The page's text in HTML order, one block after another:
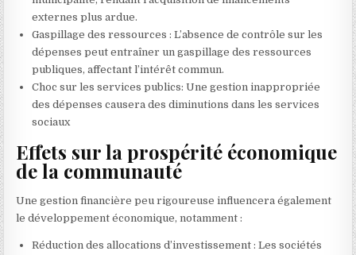
externes plus ardue.
Gaspillage des ressources : L’absence de contrôle sur les
dépenses peut entraîner un gaspillage des ressources
publiques, affectant l’intérêt commun.
Choc sur les services publics: Une gestion inappropriée
des dépenses causera des diminutions dans les services
sociaux
Effets sur la prospérité économique
de la communauté
Une gestion financière peu rigoureuse influencera également
le développement économique, notamment :
Réduction des allocations d’investissement : Les sociétés